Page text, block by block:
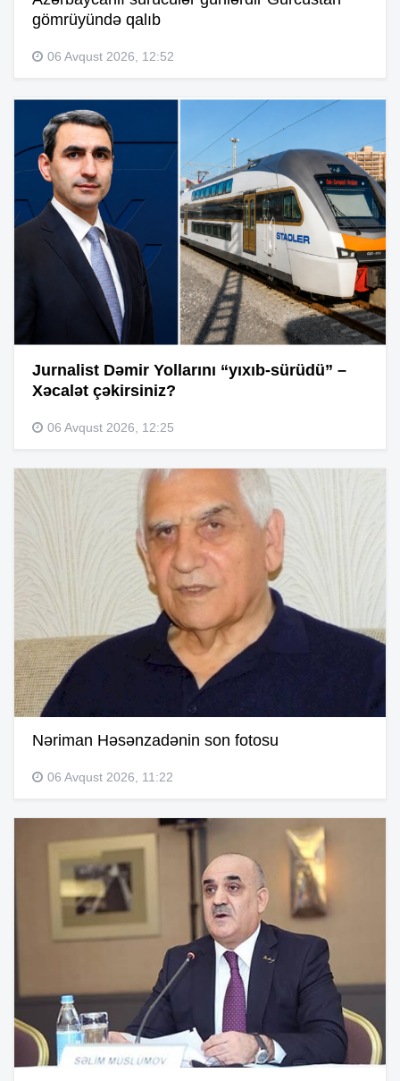
gömrüyündə qalıb
06 Avqust 2026, 12:52
Jurnalist Dəmir Yollarını “yıxıb-sürüdü” –
Xəcalət çəkirsiniz?
06 Avqust 2026, 12:25
Nəriman Həsənzadənin son fotosu
06 Avqust 2026, 11:22